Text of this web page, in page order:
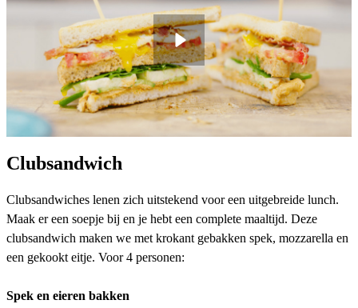
Clubsandwich
Clubsandwiches lenen zich uitstekend voor een uitgebreide lunch.
Maak er een soepje bij en je hebt een complete maaltijd. Deze
clubsandwich maken we met krokant gebakken spek, mozzarella en
een gekookt eitje. Voor 4 personen:
Spek en eieren bakken